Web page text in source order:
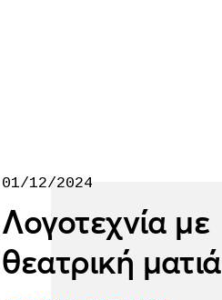
01/12/2024
Λογοτεχνία με
θεατρική ματιά